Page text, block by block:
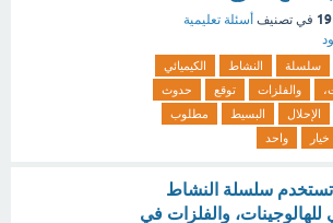
في تصنيف أسئلة تعليمية
سلسلة النشاط
الكيميائي
والفلزات توقع
حدوث
الإحلال البسيط
مطلوب
خيار واحد
: تستخدم سلسلة النشاط
للهالوجينات، والفلزات في